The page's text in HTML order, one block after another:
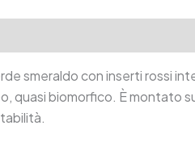
smeraldo con inserti rossi
quasi biomorfico. È montato